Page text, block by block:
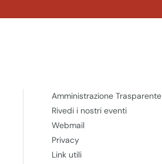
Amministrazione Trasparente
Rivedi i nostri eventi
Webmail
Privacy
Link utili